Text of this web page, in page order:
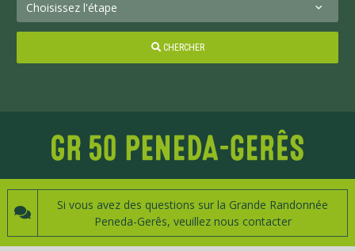
CHERCHER
Si vous avez des questions sur la Grande Randonnée
Peneda-Gerês, veuillez nous contacter